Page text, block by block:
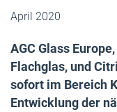
April 2020
AGC Glass
Flachglas, und
sofort im Bereich
Entwicklung der